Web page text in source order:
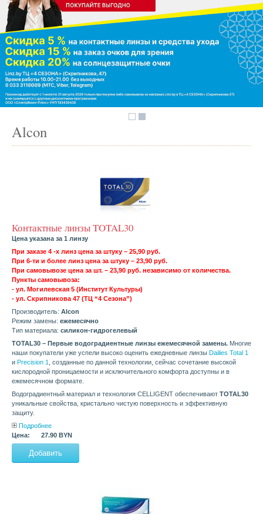
Alcon
Контактные линзы TOTAL30
Цена указана за 1 линзу
При заказе 4 -х линз цена за штуку – 25,90 руб.
При 6-ти и более линз цена за штуку – 23,90 руб.
При самовывозе цена за шт. – 23,90 руб. независимо от количества.
Пункты самовывоза:
- ул. Могилевская 5 (Институт Культуры)
- ул. Скрипникова 47 (ТЦ “4 Сезона”)
Производитель: Alcon
Режим замены: ежемесячно
Тип материала: силикон-гидрогелевый
TOTAL30 – Первые водоградиентные линзы ежемесячной замены. Многие
наши покупатели уже успели высоко оценить ежедневные линзы Dailies Total 1
и Precision 1
, созданные по данной технологии, сейчас сочетание высокой
кислородной проницаемости и исключительного комфорта доступны и в
ежемесячном формате.
Водоградиентный материал и технология CELLIGENT обеспечивают TOTAL30
уникальные свойства, кристально чистую поверхность и эффективную
защиту.
Подробнее
27.90 BYN
Цена: